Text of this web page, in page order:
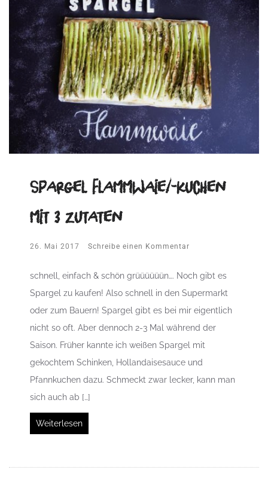
Spargel Flammwaie/-kuchen
mit 3 Zutaten
26. Mai 2017 Schreibe einen Kommentar
schnell, einfach & schön grüüüüüün…. Noch gibt es
Spargel zu kaufen! Also schnell in den Supermarkt
oder zum Bauern! Spargel gibt es bei mir eigentlich
nicht so oft. Aber dennoch 2-3 Mal während der
Saison. Früher kannte ich weißen Spargel mit
gekochtem Schinken, Hollandaisesauce und
Pfannkuchen dazu. Schmeckt zwar lecker, kann man
sich auch ab […]
Weiterlesen